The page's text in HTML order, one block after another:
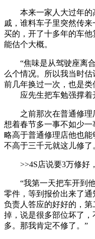
本来一家人大过年的
戚，谁料车子里突然传
买的，开了十多年的车
能估个大概。
“焦味是从驾驶座离合
么个情况。所以我当时估
前几年换过一次，也是类
应先生把车勉强撑着开
之前那次在普通修理
想着春节多一事不如少
略高于普通修理店他也
不高于三千元就这儿修了
>>4S店说要3万修好
“我第一天把车开到他
零件，等到报价出来了
负责人答应的好好的，
掉，说是很多部位坏了
多。那我肯定不修了。”